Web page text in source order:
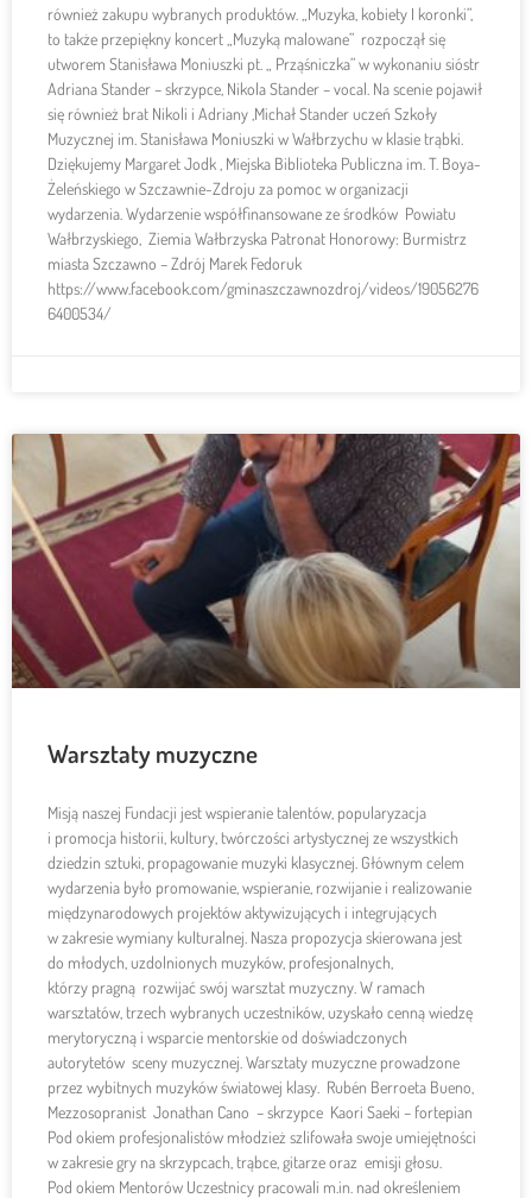
również zakupu wybranych produktów. „Muzyka, kobiety I koronki”,
to także przepiękny koncert „Muzyką malowane” rozpoczął się
utworem Stanisława Moniuszki pt. „ Prząśniczka” w wykonaniu sióstr
Adriana Stander – skrzypce, Nikola Stander – vocal. Na scenie pojawił
się również brat Nikoli i Adriany ,Michał Stander uczeń Szkoły
Muzycznej im. Stanisława Moniuszki w Wałbrzychu w klasie trąbki.
Dziękujemy Margaret Jodk , Miejska Biblioteka Publiczna im. T. Boya-
Żeleńskiego w Szczawnie-Zdroju za pomoc w organizacji
wydarzenia. Wydarzenie współfinansowane ze środków Powiatu
Wałbrzyskiego, Ziemia Wałbrzyska Patronat Honorowy: Burmistrz
miasta Szczawno – Zdrój Marek Fedoruk
https://www.facebook.com/gminaszczawnozdroj/videos/19056276
6400534/
Warsztaty muzyczne
Misją naszej Fundacji jest wspieranie talentów, popularyzacja
i promocja historii, kultury, twórczości artystycznej ze wszystkich
dziedzin sztuki, propagowanie muzyki klasycznej. Głównym celem
wydarzenia było promowanie, wspieranie, rozwijanie i realizowanie
międzynarodowych projektów aktywizujących i integrujących
w zakresie wymiany kulturalnej. Nasza propozycja skierowana jest
do młodych, uzdolnionych muzyków, profesjonalnych,
którzy pragną rozwijać swój warsztat muzyczny. W ramach
warsztatów, trzech wybranych uczestników, uzyskało cenną wiedzę
merytoryczną i wsparcie mentorskie od doświadczonych
autorytetów sceny muzycznej. Warsztaty muzyczne prowadzone
przez wybitnych muzyków światowej klasy. Rubén Berroeta Bueno,
Mezzosopranist Jonathan Cano – skrzypce Kaori Saeki – fortepian
Pod okiem profesjonalistów młodzież szlifowała swoje umiejętności
w zakresie gry na skrzypcach, trąbce, gitarze oraz emisji głosu.
Pod okiem Mentorów Uczestnicy pracowali m.in. nad określeniem